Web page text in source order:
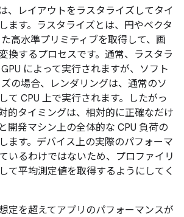
、レイアウトをラスタライズしてタイ
ます。ラスタライズとは、円やベクタ
高水準プリミティブを取得して、画
換するプロセスです。通常、ラスタラ
によって実行されますが、ソフト
の場合、レンダリングは、通常のソ
て CPU 上で実行されます。したがっ
的タイミングは、相対的に正確なだけ
開発マシン上の全体的な CPU 負荷の
ます。デバイス上の実際のパフォーマ
いるわけではないため、プロファイリ
て平均測定値を取得するようにしてく
定を超えてアプリのパフォーマンスが